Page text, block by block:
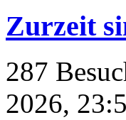
Zurzeit
287
2026,